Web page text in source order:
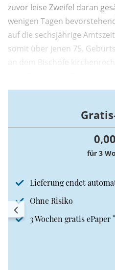
zuvor leise Zweifel daran
wenigen Tagen
auf die sechsjährige
somit über jenen 75.
an dem Bischöfe
für 3
Lieferung endet
Ohne Risiko
3 Wochen gratis ePaper *